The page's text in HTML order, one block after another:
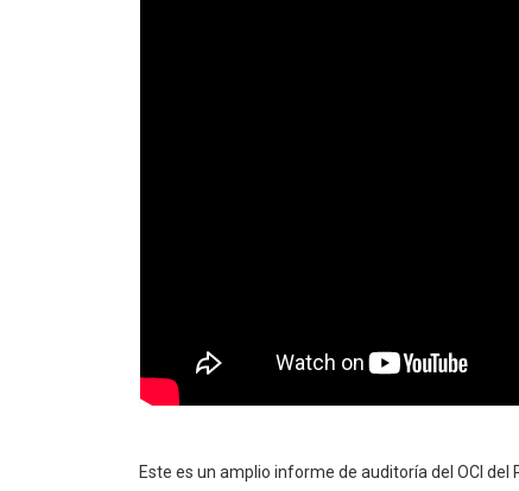
Este es un amplio informe de auditoría del OCI